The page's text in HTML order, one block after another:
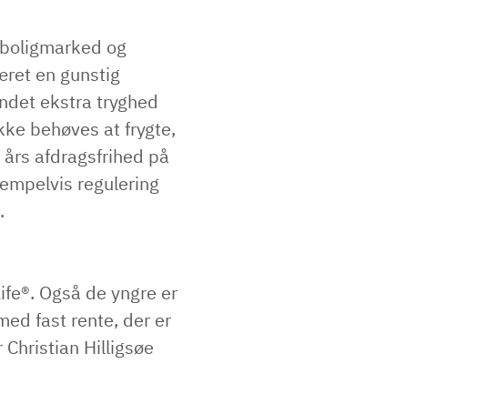
og
en gunstig
ekstra tryghed
behøves at frygte,
afdragsfrihed på
regulering
Også de yngre er
fast rente, der er
Hilligsøe